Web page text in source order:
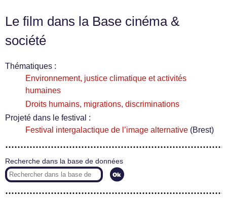
Le film dans la Base cinéma &
société
Thématiques :
Environnement, justice climatique et activités
humaines
Droits humains, migrations, discriminations
Projeté dans le festival :
Festival intergalactique de l’image alternative (Brest)
Recherche dans la base de données